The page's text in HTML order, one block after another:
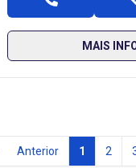
MAIS
Anterior 1 2